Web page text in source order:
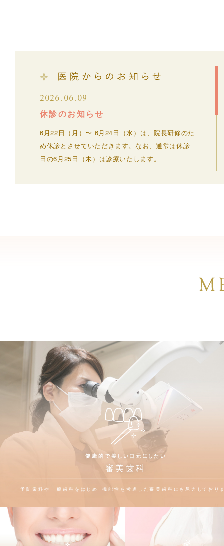
2026.06.09
休診のお知らせ
6月22日（月）〜 6月24日（水）は、院長研修のた
め休診とさせていただきます。なお、通常は休診
日の6月25日（木）は診療いたします。